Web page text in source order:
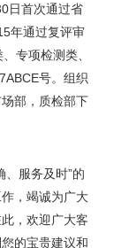
日首次通过省
年通过复评审
专项检测类、
号。组织
部，质检部下
、服务及时”的
，竭诚为广大
，欢迎广大客
的宝贵建议和